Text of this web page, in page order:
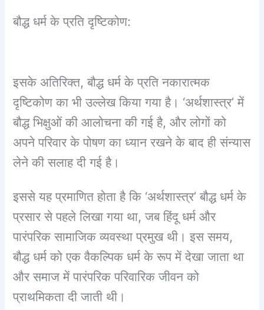
बौद्ध धर्म के प्रति दृष्टिकोण:
इसके अतिरिक्त, बौद्ध धर्म के प्रति नकारात्मक
दृष्टिकोण का भी उल्लेख किया गया है। ‘अर्थशास्त्र’ में
बौद्ध भिक्षुओं की आलोचना की गई है, और लोगों को
अपने परिवार के पोषण का ध्यान रखने के बाद ही संन्यास
लेने की सलाह दी गई है।
इससे यह प्रमाणित होता है कि ‘अर्थशास्त्र’ बौद्ध धर्म के
प्रसार से पहले लिखा गया था, जब हिंदू धर्म और
पारंपरिक सामाजिक व्यवस्था प्रमुख थी। इस समय,
बौद्ध धर्म को एक वैकल्पिक धर्म के रूप में देखा जाता था
और समाज में पारंपरिक परिवारिक जीवन को
प्राथमिकता दी जाती थी।